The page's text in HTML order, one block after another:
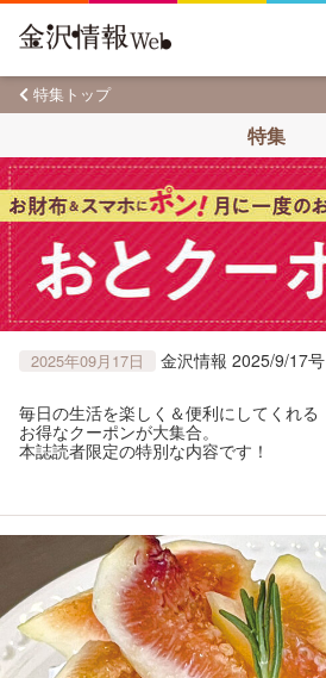
特集トップ
特集
2025年09月17日 金沢情報 2025/9/17号
毎日の生活を楽しく＆便利にしてくれる
お得なクーポンが大集合。
本誌読者限定の特別な内容です！